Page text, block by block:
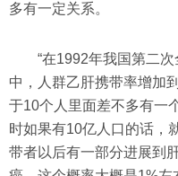
多有一定关系。
“在1992年我国第二
中，人群乙肝携带率增加
于10个人里面差不多有一
时如果有10亿人口的话，
带者以后有一部分进展到